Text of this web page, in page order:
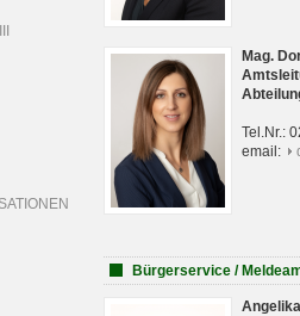
Mag.
Tel.Nr.:
email:
Bürgerservice /